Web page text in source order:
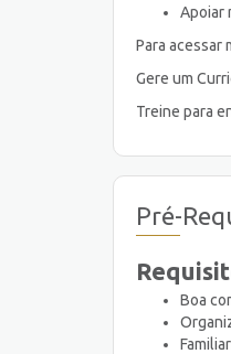
Apoiar
Para acessar
Gere um
Treine para
Pré-
Boa